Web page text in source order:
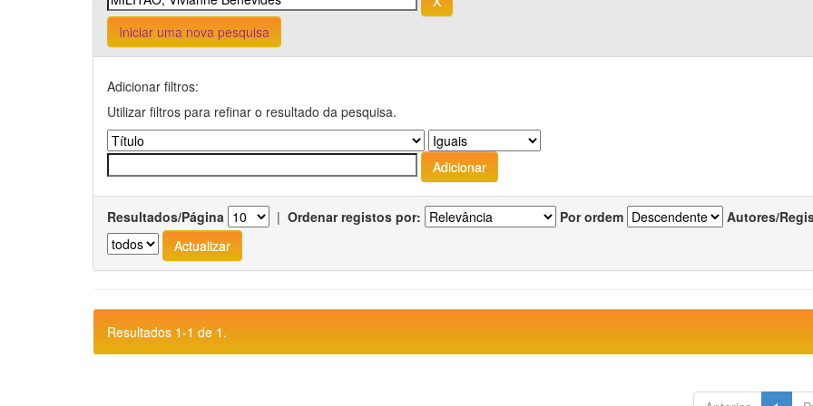
Iniciar uma nova pesquisa
Adicionar filtros:
Utilizar filtros para refinar o resultado da pesquisa.
Resultados/Página | Ordenar registos por: Por ordem Autores/
Resultados 1-1 de 1.